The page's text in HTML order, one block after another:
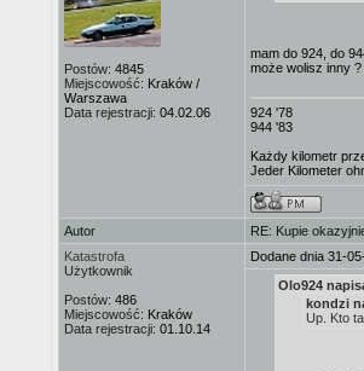
Postów: 4845
Miejscowość: Kraków /
Warszawa
Data rejestracji: 04.02.06
mam do 924, do
może wolisz inny ?
924 '78
944 '83
Każdy kilometr
Jeder Kilometer
Autor
RE: Kupie
Katastrofa
Użytkownik
Postów: 486
Miejscowość: Kraków
Data rejestracji: 01.10.14
Dodane dnia 31-
Olo924
kondzi
Up. Kto